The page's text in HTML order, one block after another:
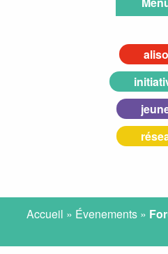
aliso
Accueil » Évenements »